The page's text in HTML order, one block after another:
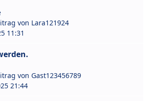
von Lara121924
11:31
von Gast123456789
21:44